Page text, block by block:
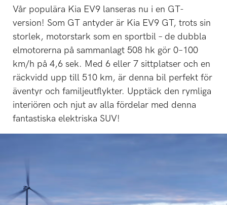
Vår populära Kia EV9 lanseras nu i en GT-
version! Som GT antyder är Kia EV9 GT, trots sin
storlek, motorstark som en sportbil – de dubbla
elmotorerna på sammanlagt 508 hk gör 0–100
km/h på 4,6 sek. Med 6 eller 7 sittplatser och en
räckvidd upp till 510 km, är denna bil perfekt för
äventyr och familjeutflykter. Upptäck den rymliga
interiören och njut av alla fördelar med denna
fantastiska elektriska SUV!